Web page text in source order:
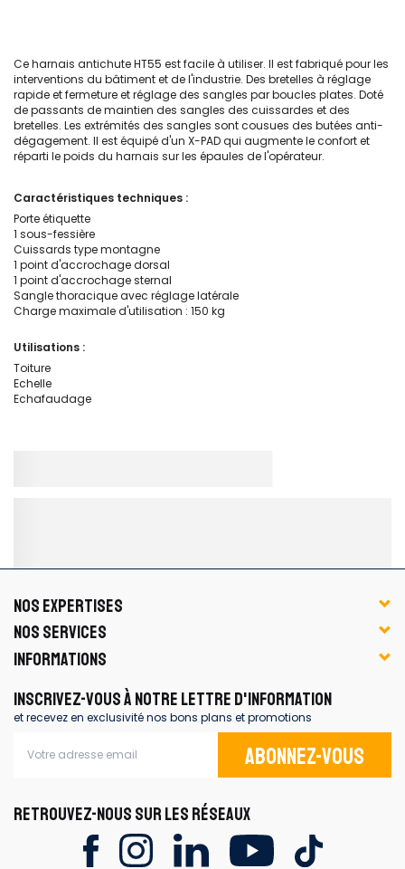
Ce harnais antichute HT55 est facile à utiliser. Il est fabriqué pour les
interventions du bâtiment et de l'industrie. Des bretelles à réglage
rapide et fermeture et réglage des sangles par boucles plates. Doté
de passants de maintien des sangles des cuissardes et des
bretelles. Les extrémités des sangles sont cousues des butées anti-
dégagement. Il est équipé d'un X-PAD qui augmente le confort et
réparti le poids du harnais sur les épaules de l'opérateur.
Caractéristiques techniques :
Porte étiquette
1 sous-fessière
Cuissards type montagne
1 point d'accrochage dorsal
1 point d'accrochage sternal
Sangle thoracique avec réglage latérale
Charge maximale d'utilisation : 150 kg
Utilisations :
Toiture
Echelle
Echafaudage
NOS EXPERTISES
NOS SERVICES
INFORMATIONS
INSCRIVEZ-VOUS À NOTRE LETTRE D'INFORMATION
et recevez en exclusivité nos bons plans et promotions
Abonnez-vous
RETROUVEZ-NOUS SUR LES RÉSEAUX